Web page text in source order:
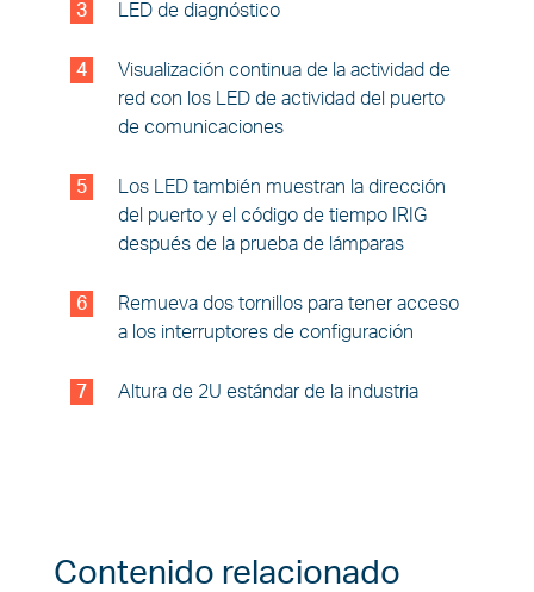
Contenido relacionado
3 LED de diagnóstico
4
Visualización continua de la actividad de
red con los LED de actividad del puerto
de comunicaciones
5
Los LED también muestran la dirección
del puerto y el código de tiempo IRIG
después de la prueba de lámparas
6
Remueva dos tornillos para tener acceso
a los interruptores de configuración
7 Altura de 2U estándar de la industria